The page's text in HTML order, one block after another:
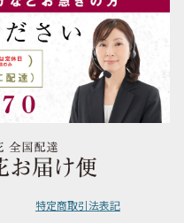
特定商取引法表記